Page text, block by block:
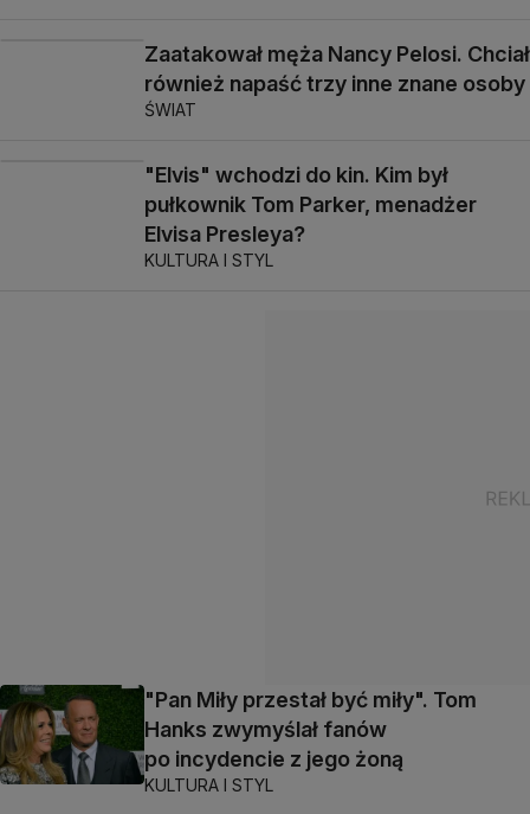
Zaatakował męża Nancy Pelosi. Chciał
również napaść trzy inne znane osoby
ŚWIAT
"Elvis" wchodzi do kin. Kim był
pułkownik Tom Parker, menadżer
Elvisa Presleya?
KULTURA I STYL
"Pan Miły przestał być miły". Tom
Hanks zwymyślał fanów
po incydencie z jego żoną
KULTURA I STYL